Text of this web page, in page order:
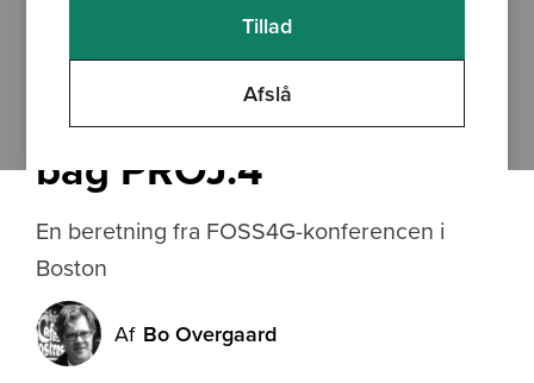
Afslå
Tillad
En hyldest til folkene
bag PROJ.4
En beretning fra FOSS4G-konferencen i
Boston
Af Bo Overgaard